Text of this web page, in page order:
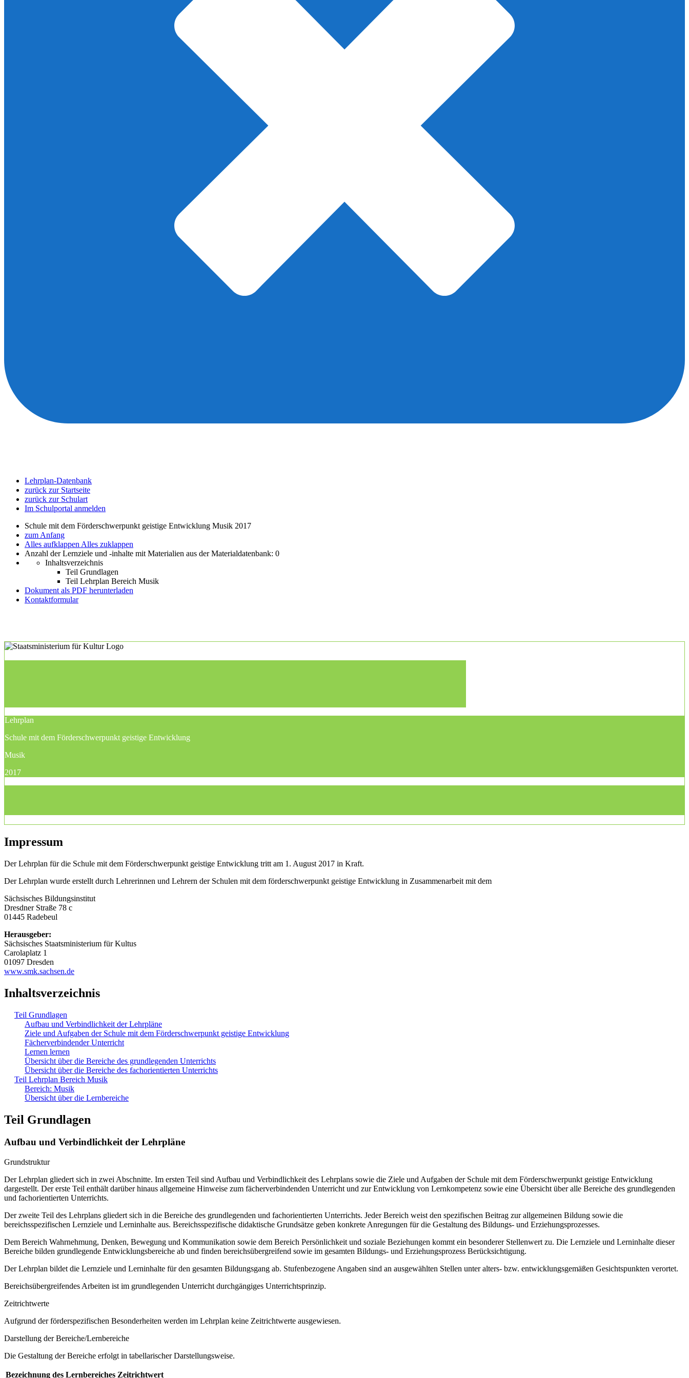
Lehrplan-Datenbank
zurück zur Startseite
zurück zur Schulart
Im Schulportal anmelden
Schule mit dem Förderschwerpunkt geistige Entwicklung Musik 2017
zum Anfang
Alles aufklappen Alles zuklappen
Anzahl der Lernziele und -inhalte mit Materialien aus der Materialdatenbank: 0
Inhaltsverzeichnis
Teil Grundlagen
Teil Lehrplan Bereich Musik
Dokument als PDF herunterladen
Kontaktformular
Lehrplan
Schule mit dem Förderschwerpunkt geistige Entwicklung
Musik
2017
Impressum
Der Lehrplan für die Schule mit dem Förderschwerpunkt geistige Entwicklung tritt am 1. August 2017 in Kraft.
Der Lehrplan wurde erstellt durch Lehrerinnen und Lehrern der Schulen mit dem förderschwerpunkt geistige Entwicklung in Zusammenarbeit mit dem
Sächsisches Bildungsinstitut
Dresdner Straße 78 c
01445 Radebeul
Herausgeber:
Sächsisches Staatsministerium für Kultus
Carolaplatz 1
01097 Dresden
www.smk.sachsen.de
Inhaltsverzeichnis
Teil Grundlagen
Aufbau und Verbindlichkeit der Lehrpläne
Ziele und Aufgaben der Schule mit dem Förderschwerpunkt geistige Entwicklung
Fächerverbindender Unterricht
Lernen lernen
Übersicht über die Bereiche des grundlegenden Unterrichts
Übersicht über die Bereiche des fachorientierten Unterrichts
Teil Lehrplan Bereich Musik
Bereich: Musik
Übersicht über die Lernbereiche
Teil Grundlagen
Aufbau und Verbindlichkeit der Lehrpläne
Grundstruktur
Der Lehrplan gliedert sich in zwei Abschnitte. Im ersten Teil sind Aufbau und Verbindlichkeit des Lehrplans sowie die Ziele und Aufgaben der Schule mit dem Förderschwerpunkt geistige Entwicklung
dargestellt. Der erste Teil enthält darüber hinaus allgemeine Hinweise zum fächerverbindenden Unterricht und zur Entwicklung von Lernkompetenz sowie eine Übersicht über alle Bereiche des grundlegenden
und fachorientierten Unterrichts.
Der zweite Teil des Lehrplans gliedert sich in die Bereiche des grundlegenden und fachorientierten Unterrichts. Jeder Bereich weist den spezifischen Beitrag zur allgemeinen Bildung sowie die
bereichsspezifischen Lernziele und Lerninhalte aus. Bereichsspezifische didaktische Grundsätze geben konkrete Anregungen für die Gestaltung des Bildungs- und Erziehungsprozesses.
Dem Bereich Wahrnehmung, Denken, Bewegung und Kommunikation sowie dem Bereich Persönlichkeit und soziale Beziehungen kommt ein besonderer Stellenwert zu. Die Lernziele und Lerninhalte dieser
Bereiche bilden grundlegende Entwicklungsbereiche ab und finden bereichsübergreifend sowie im gesamten Bildungs- und Erziehungsprozess Berücksichtigung.
Der Lehrplan bildet die Lernziele und Lerninhalte für den gesamten Bildungsgang ab. Stufenbezogene Angaben sind an ausgewählten Stellen unter alters- bzw. entwicklungsgemäßen Gesichtspunkten verortet.
Bereichsübergreifendes Arbeiten ist im grundlegenden Unterricht durchgängiges Unterrichtsprinzip.
Zeitrichtwerte
Aufgrund der förderspezifischen Besonderheiten werden im Lehrplan keine Zeitrichtwerte ausgewiesen.
Darstellung der Bereiche/Lernbereiche
Die Gestaltung der Bereiche erfolgt in tabellarischer Darstellungsweise.
Bezeichnung des Lernbereiches Zeitrichtwert